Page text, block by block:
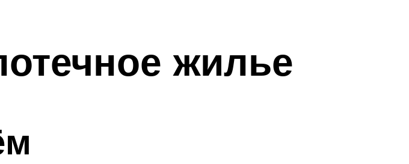
жилье